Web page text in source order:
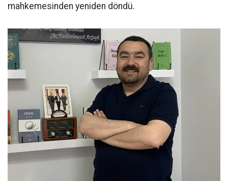
mahkemesinden yeniden döndü.